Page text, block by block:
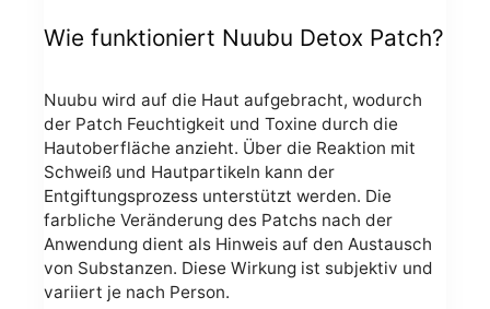
Wie funktioniert Nuubu Detox Patch?
Nuubu wird auf die Haut aufgebracht, wodurch
der Patch Feuchtigkeit und Toxine durch die
Hautoberfläche anzieht. Über die Reaktion mit
Schweiß und Hautpartikeln kann der
Entgiftungsprozess unterstützt werden. Die
farbliche Veränderung des Patchs nach der
Anwendung dient als Hinweis auf den Austausch
von Substanzen. Diese Wirkung ist subjektiv und
variiert je nach Person.